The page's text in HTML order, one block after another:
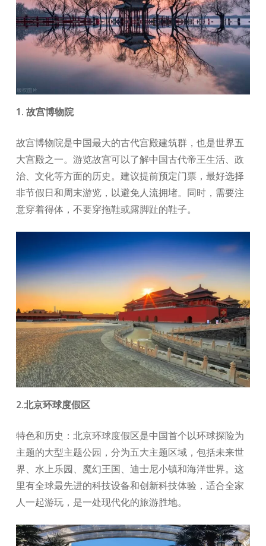
1. 故宫博物院
故宫博物院是中国最大的古代宫殿建筑群，也是世界五
大宫殿之一。游览故宫可以了解中国古代帝王生活、政
治、文化等方面的历史。建议提前预定门票，最好选择
非节假日和周末游览，以避免人流拥堵。同时，需要注
意穿着得体，不要穿拖鞋或露脚趾的鞋子。
2.北京环球度假区
特色和历史：北京环球度假区是中国首个以环球探险为
主题的大型主题公园，分为五大主题区域，包括未来世
界、水上乐园、魔幻王国、迪士尼小镇和海洋世界。这
里有全球最先进的科技设备和创新科技体验，适合全家
人一起游玩，是一处现代化的旅游胜地。